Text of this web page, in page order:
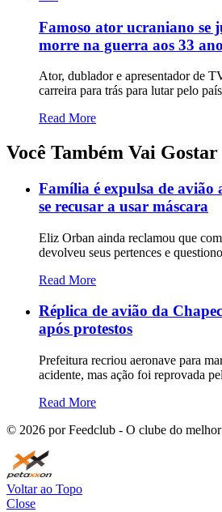
Famoso ator ucraniano se
morre na guerra aos 33
Ator, dublador e apresentador de
carreira para trás para lutar pelo país
Read More
Você Também Vai Gostar
Família é expulsa de avião
se recusar a usar máscara
Eliz Orban ainda reclamou que
devolveu seus pertences e
Read More
Réplica de avião da
após protestos
Prefeitura recriou aeronave para
acidente, mas ação foi reprovada
Read More
© 2026 por Feedclub - O clube do
Voltar ao Topo
Close